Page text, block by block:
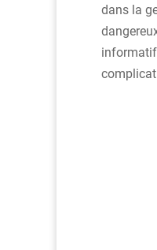
dans la
informatif